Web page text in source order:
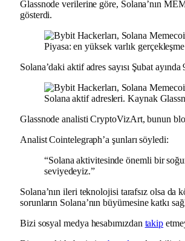
Glassnode verilerine göre, Solana’nın
gösterdi.
Piyasa: en yüksek varlık
Solana’daki aktif adres sayısı Şubat
Solana aktif adresleri. Kaynak
Glassnode analisti CryptoVizArt, bunun
Analist Cointelegraph’a şunları söyledi:
“Solana aktivitesinde önemli bir
seviyedeyiz.”
Solana’nın ileri teknolojisi tarafsız olsa da
sorunların Solana’nın büyümesine katkı
Bizi sosyal medya hesabımızdan takip